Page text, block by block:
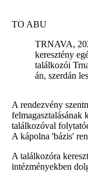
TO ABU
TRNAVA,
keresztény
találkozói
án, szerdán
A rendezvény
felmagasztalásának
találkozóval
A kápolna 'bázis'
A találkozóra
intézményekben